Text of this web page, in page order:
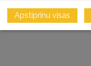
Apstiprinu visas